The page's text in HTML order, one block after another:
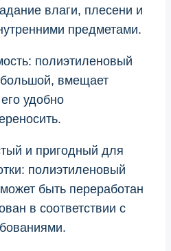
влаги, плесени и
предметами.
полиэтиленовый
большой, вмещает
удобно
и пригодный для
полиэтиленовый
быть переработан
в соответствии с